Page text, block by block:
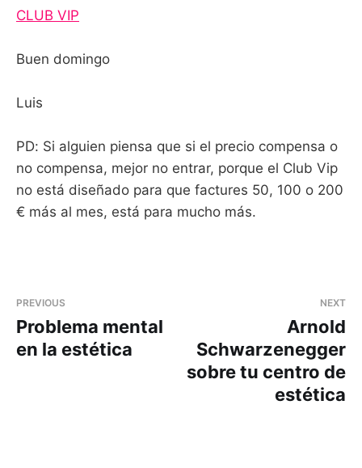
CLUB VIP
Buen domingo
Luis
PD: Si alguien piensa que si el precio compensa o
no compensa, mejor no entrar, porque el Club Vip
no está diseñado para que factures 50, 100 o 200
€ más al mes, está para mucho más.
PREVIOUS
Problema mental
en la estética
NEXT
Arnold
Schwarzenegger
sobre tu centro de
estética